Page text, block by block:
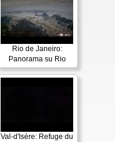
Rio de Janeiro:
Panorama su Rio
Val-d'Isère: Refuge du